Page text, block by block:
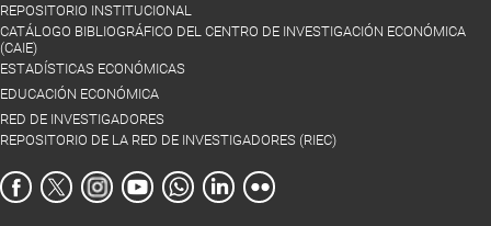
REPOSITORIO INSTITUCIONAL
CATÁLOGO BIBLIOGRÁFICO DEL CENTRO DE INVESTIGACIÓN ECONÓMICA
(CAIE)
ESTADÍSTICAS ECONÓMICAS
EDUCACIÓN ECONÓMICA
RED DE INVESTIGADORES
REPOSITORIO DE LA RED DE INVESTIGADORES (RIEC)